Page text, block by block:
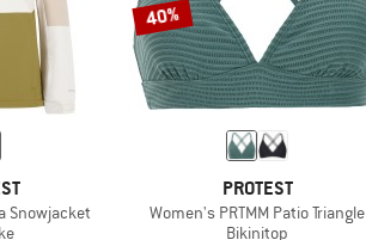
Snowjacket
40%
PROTEST
Women's PRTMM Patio Triangle
Bikinitop